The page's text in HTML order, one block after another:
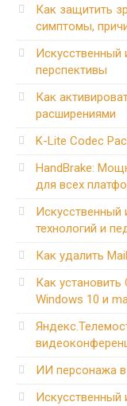
Как защитить
симптомы,
Искусственный
перспективы
Как
расширениями
K-Lite Codec
HandBrake:
для всех
Искусственный
технологий и
Как удалить
Как
Windows 10 и
ИИ персонажа
Искусственный